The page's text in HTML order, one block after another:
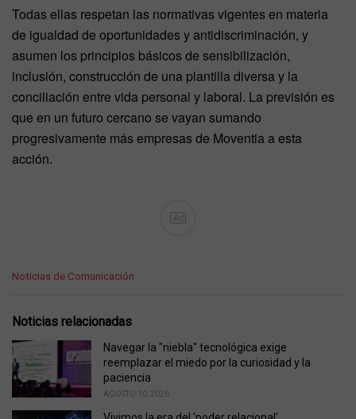
Todas ellas respetan las normativas vigentes en materia
de igualdad de oportunidades y antidiscriminación, y
asumen los principios básicos de sensibilización,
inclusión, construcción de una plantilla diversa y la
conciliación entre vida personal y laboral. La previsión es
que en un futuro cercano se vayan sumando
progresivamente más empresas de Moventia a esta
acción.
Ad
C
e
o
r
i
e
Noticias de Comunicación
Noticias relacionadas
Navegar la "niebla" tecnológica exige
reemplazar el miedo por la curiosidad y la
paciencia
AGOSTO 10, 2026